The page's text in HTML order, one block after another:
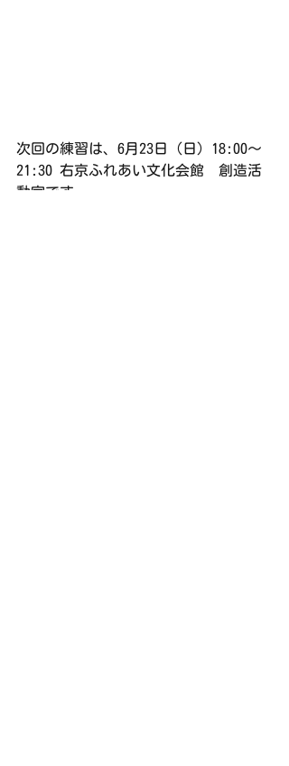
次回の練習は、6月23日（日）18:00〜
21:30 右京ふれあい文化会館　創造活
動室です。